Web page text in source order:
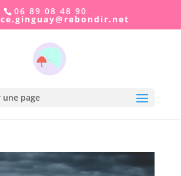
06 89 08 48 90
ten.r
idnob
er@ya
ugnig
page